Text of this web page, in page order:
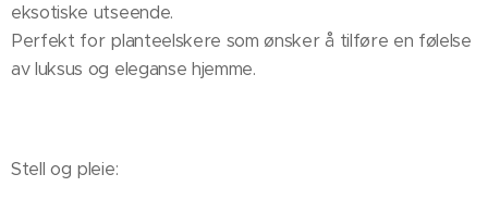
eksotiske utseende.
Perfekt for planteelskere som ønsker å tilføre en følelse
av luksus og eleganse hjemme.
Stell og pleie: